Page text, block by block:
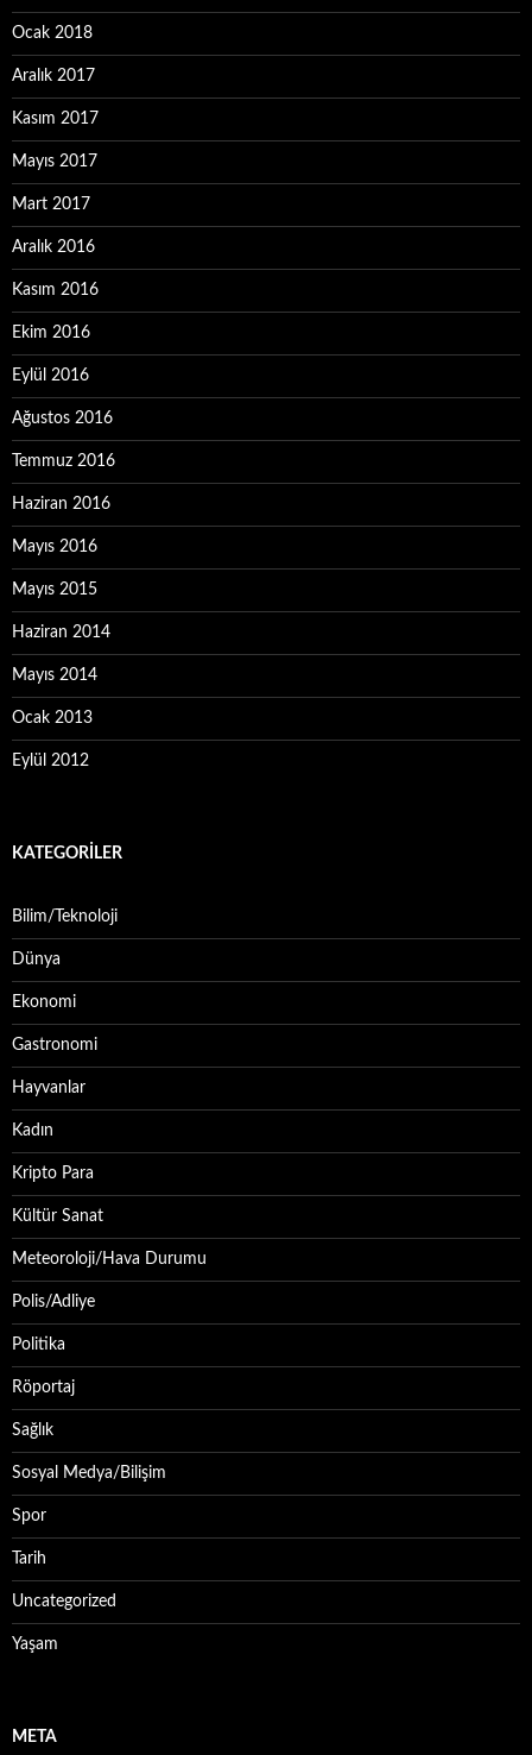
Ocak 2018
Aralık 2017
Kasım 2017
Mayıs 2017
Mart 2017
Aralık 2016
Kasım 2016
Ekim 2016
Eylül 2016
Ağustos 2016
Temmuz 2016
Haziran 2016
Mayıs 2016
Mayıs 2015
Haziran 2014
Mayıs 2014
Ocak 2013
Eylül 2012
KATEGORILER
Bilim/Teknoloji
Dünya
Ekonomi
Gastronomi
Hayvanlar
Kadın
Kripto Para
Kültür Sanat
Meteoroloji/Hava Durumu
Polis/Adliye
Politika
Röportaj
Sağlık
Sosyal Medya/Bilişim
Spor
Tarih
Uncategorized
Yaşam
META